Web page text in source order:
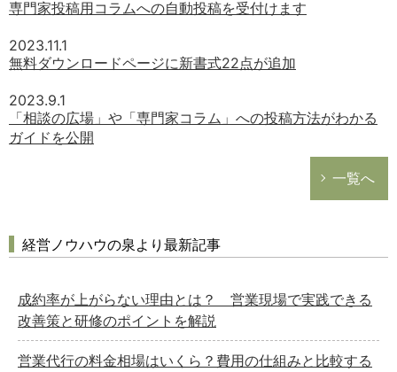
専門家投稿用コラムへの自動投稿を受付けます
2023.11.1
無料ダウンロードページに新書式22点が追加
2023.9.1
「相談の広場」や「専門家コラム」への投稿方法がわかる
ガイドを公開
一覧へ
経営ノウハウの泉より最新記事
成約率が上がらない理由とは？ 営業現場で実践できる
改善策と研修のポイントを解説
営業代行の料金相場はいくら？費用の仕組みと比較する